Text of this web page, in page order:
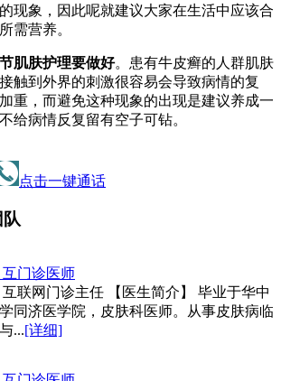
现象，因此呢就建议大家在生活中应该合
需营养。
肌肤护理要做好。患有牛皮癣的人群肌肤
触到外界的刺激很容易会导致病情的复
重，而避免这种现象的出现是建议养成一
给病情反复留有空子可钻。
点击一键通话
队
门诊医师
联网门诊主任 【医生简介】 毕业于华中
同济医学院，皮肤科医师。从事皮肤病临
...[详细]